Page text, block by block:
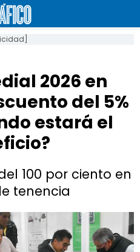
2026 en
del 5%
estará el
100 por ciento en
tenencia